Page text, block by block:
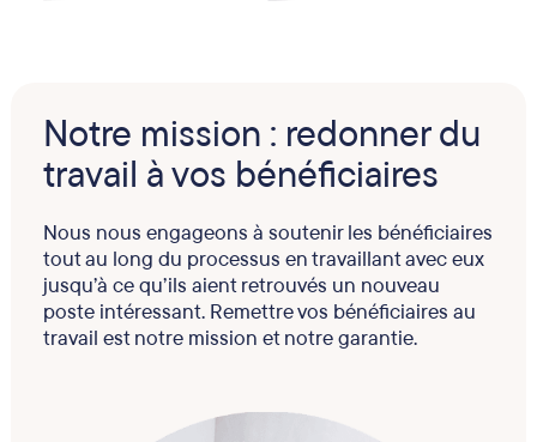
Notre mission : redonner du
travail à vos bénéficiaires
Nous nous engageons à soutenir les bénéficiaires
tout au long du processus en travaillant avec eux
jusqu’à ce qu’ils aient retrouvés un nouveau
poste intéressant. Remettre vos bénéficiaires au
travail est notre mission et notre garantie.